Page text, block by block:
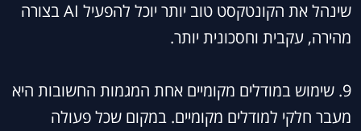
שינהל את הקונטקסט טוב יותר יוכל להפעיל AI בצורה
מהירה, עקבית וחסכונית יותר.
9. שימוש במודלים מקומיים אחת המגמות החשובות היא
מעבר חלקי למודלים מקומיים. במקום שכל פעולה